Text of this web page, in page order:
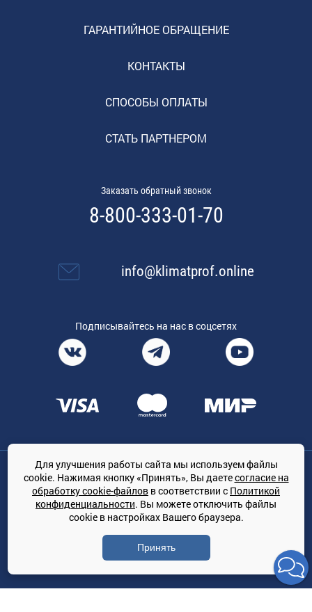
ГАРАНТИЙНОЕ ОБРАЩЕНИЕ
КОНТАКТЫ
СПОСОБЫ ОПЛАТЫ
СТАТЬ ПАРТНЕРОМ
Заказать обратный звонок
8-800-333-01-70
info@klimatprof.online
Подписывайтесь на нас в соцсетях
Общество с ограниченной ответственностью «ТРЕЙДКОН», ОГРН:
1167847364079, 197022, г. Санкт-Петербург, проспект Медиков, 7
КЛИМАТПРОФ.ONLINE - оптовая продажа кондиционеров и
климатической техники на территории РФ
© Сайт принадлежит ООО «ТРЕЙДКОН»
Политика конфиденциальности
Для улучшения работы сайта мы используем файлы
cookie. Нажимая кнопку «Принять», Вы даетесогласие на
обработку cookie-файлов в соответствии с Политикой
конфиденциальности. Вы можете отключить файлы
cookie в настройках Вашего браузера.
Принять